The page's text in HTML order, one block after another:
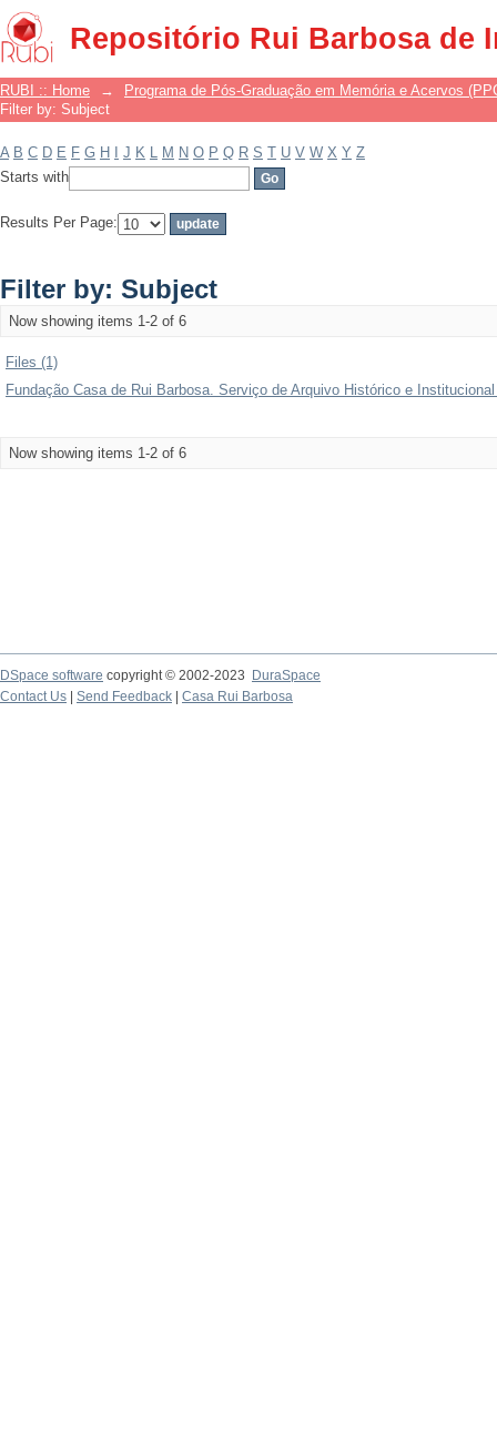
Repositório Rui Barbosa de
Filter by: Subject
RUBI :: Home →
Programa de Pós-Graduação em Memória e Acervos
Filter by: Subject
A B C D E F G H J K L M N O P Q R S T U V W X Y Z
Starts with
Results Per Page:
Filter by: Subject
Now showing items 1-2 of 6
Files (1)
Fundação Casa de Rui Barbosa. Serviço de Arquivo Histórico e Institucional
Now showing items 1-2 of 6
DSpace software copyright © 2002-2023
DuraSpace
Contact Us
Send Feedback Casa Rui Barbosa